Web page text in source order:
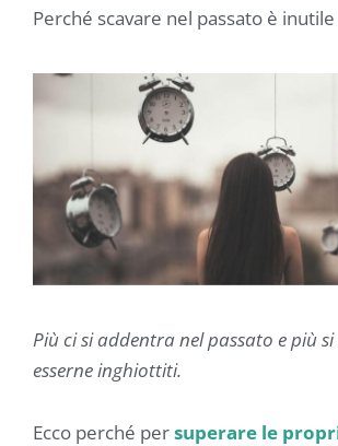
Perché scavare nel passato è
Più ci si addentra nel passato e più
esserne inghiottiti.
Ecco perché persuperare le